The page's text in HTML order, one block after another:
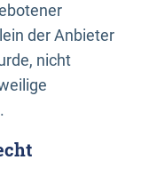
der Anbieter
nicht